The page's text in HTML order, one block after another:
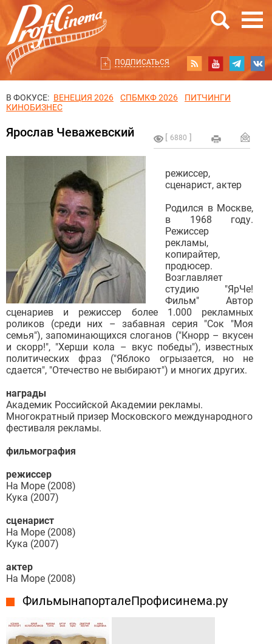
ПОДПИСАТЬСЯ
В ФОКУСЕ: ВЕНЕЦИЯ 2026 СПБМКФ 2026
ПИТЧИНГИ
КИНОБИЗНЕС
6880
Ярослав Чеважевский
режиссер,
сценарист, актер
Родился в Москве,
в 1968 году.
Режиссер
рекламы,
копирайтер,
продюсер.
Возглавляет
студию "ЯрЧе!
Фильм" Автор
сценариев и режиссер более 1.000 рекламных
роликов (среди них – забавная серия "Сок "Моя
семья"), запоминающихся слоганов ("Кнорр – вкусен
и скорр!", "Херши кола – вкус победы"), известных
политических фраз ("Яблоко огрызается, но не
сдается", "Отечество не выбирают") и многих других.
награды
Академик Российской Академии рекламы.
Многократный призер Московского международного
фестиваля рекламы.
фильмография
режиссер
На Море (2008)
Кука (2007)
сценарист
На Море (2008)
Кука (2007)
актер
На Море (2008)
Фильмы на портале Профисинема.ру